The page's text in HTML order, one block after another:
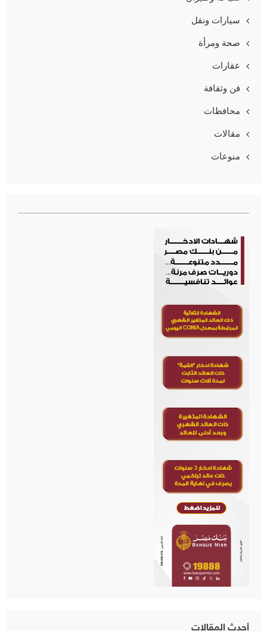
سيارات ونقل
صحة ومرأة
عقارات
فن وثقافة
محافظات
مقالات
منوعات
أحدث المقالات